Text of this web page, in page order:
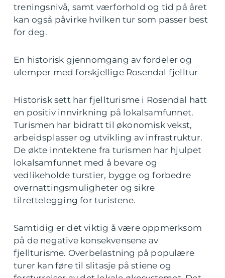
treningsnivå, samt værforhold og tid på året
kan også påvirke hvilken tur som passer best
for deg.
En historisk gjennomgang av fordeler og
ulemper med forskjellige Rosendal fjelltur
Historisk sett har fjellturisme i Rosendal hatt
en positiv innvirkning på lokalsamfunnet.
Turismen har bidratt til økonomisk vekst,
arbeidsplasser og utvikling av infrastruktur.
De økte inntektene fra turismen har hjulpet
lokalsamfunnet med å bevare og
vedlikeholde turstier, bygge og forbedre
overnattingsmuligheter og sikre
tilrettelegging for turistene.
Samtidig er det viktig å være oppmerksom
på de negative konsekvensene av
fjellturisme. Overbelastning på populære
turer kan føre til slitasje på stiene og